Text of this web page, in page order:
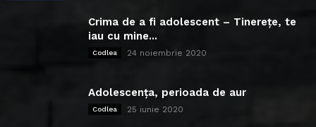
Crima de a fi adolescent – Tinerețe, te
iau cu mine...
Codlea 24 noiembrie 2020
Adolescența, perioada de aur
Codlea 25 iunie 2020